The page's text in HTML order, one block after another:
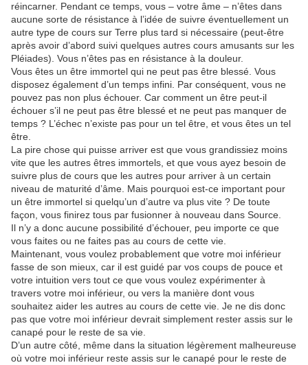
réincarner. Pendant ce temps, vous – votre âme – n’êtes dans
aucune sorte de résistance à l’idée de suivre éventuellement un
autre type de cours sur Terre plus tard si nécessaire (peut-être
après avoir d’abord suivi quelques autres cours amusants sur les
Pléiades). Vous n’êtes pas en résistance à la douleur.
Vous êtes un être immortel qui ne peut pas être blessé. Vous
disposez également d’un temps infini. Par conséquent, vous ne
pouvez pas non plus échouer. Car comment un être peut-il
échouer s’il ne peut pas être blessé et ne peut pas manquer de
temps ? L’échec n’existe pas pour un tel être, et vous êtes un tel
être.
La pire chose qui puisse arriver est que vous grandissiez moins
vite que les autres êtres immortels, et que vous ayez besoin de
suivre plus de cours que les autres pour arriver à un certain
niveau de maturité d’âme. Mais pourquoi est-ce important pour
un être immortel si quelqu’un d’autre va plus vite ? De toute
façon, vous finirez tous par fusionner à nouveau dans Source.
Il n’y a donc aucune possibilité d’échouer, peu importe ce que
vous faites ou ne faites pas au cours de cette vie.
Maintenant, vous voulez probablement que votre moi inférieur
fasse de son mieux, car il est guidé par vos coups de pouce et
votre intuition vers tout ce que vous voulez expérimenter à
travers votre moi inférieur, ou vers la manière dont vous
souhaitez aider les autres au cours de cette vie. Je ne dis donc
pas que votre moi inférieur devrait simplement rester assis sur le
canapé pour le reste de sa vie.
D’un autre côté, même dans la situation légèrement malheureuse
où votre moi inférieur reste assis sur le canapé pour le reste de